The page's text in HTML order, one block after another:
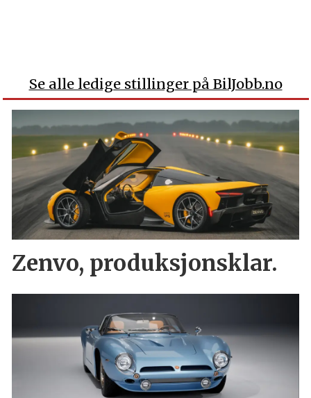
Se alle ledige stillinger på BilJobb.no
Zenvo, produksjonsklar.